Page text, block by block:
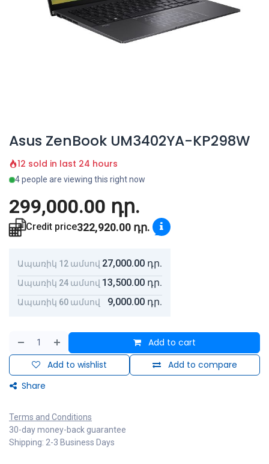
Asus ZenBook UM3402YA-KP298W
12 sold in last 24 hours
4 people are viewing this right now
299,000.00 դր.
Credit price322,920.00 դր.
Ապառիկ 12 ամսով 27,000.00 դր.
Ապառիկ 24 ամսով 13,500.00 դր.
Ապառիկ 60 ամսով 9,000.00 դր.
Add to cart
Add to compare
Add to wishlist
Share
Terms and Conditions
30-day money-back guarantee
Shipping: 2-3 Business Days